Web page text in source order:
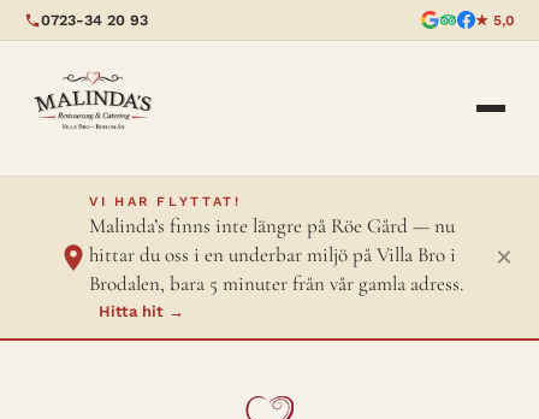
0723-34 20 93 ★ 5,0
VI HAR FLYTTAT!
Malinda’s finns inte längre på Röe Gård — nu
hittar du oss i en underbar miljö på Villa Bro i
Brodalen, bara 5 minuter från vår gamla adress.
Hitta hit →
×